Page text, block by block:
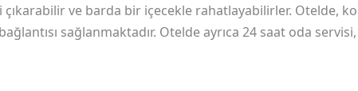
çıkarabilir ve barda bir içecekle rahatlayabilirler. Otelde,
sağlanmaktadır. Otelde ayrıca 24 saat oda